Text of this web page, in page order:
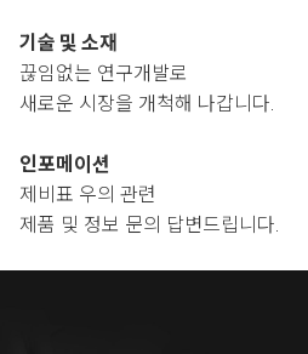
기술 및 소재
끊임없는 연구개발로
새로운 시장을 개척해 나갑니다.
인포메이션
제비표 우의 관련
제품 및 정보 문의 답변드립니다.